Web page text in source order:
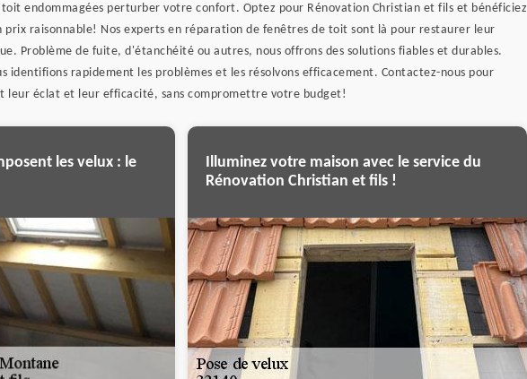
toit endommagées perturber votre confort. Optez pour Rénovation Christian et fils et bénéficiez
prix raisonnable! Nos experts en réparation de fenêtres de toit sont là pour restaurer leur
Problème de fuite, d'étanchéité ou autres, nous offrons des solutions fiables et durables.
identifions rapidement les problèmes et les résolvons efficacement. Contactez-nous pour
leur éclat et leur efficacité, sans compromettre votre budget!
les velux : le
Illuminez votre maison avec le service du
Rénovation Christian et fils !